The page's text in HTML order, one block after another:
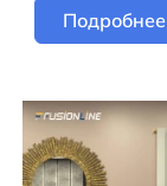
Подробнее